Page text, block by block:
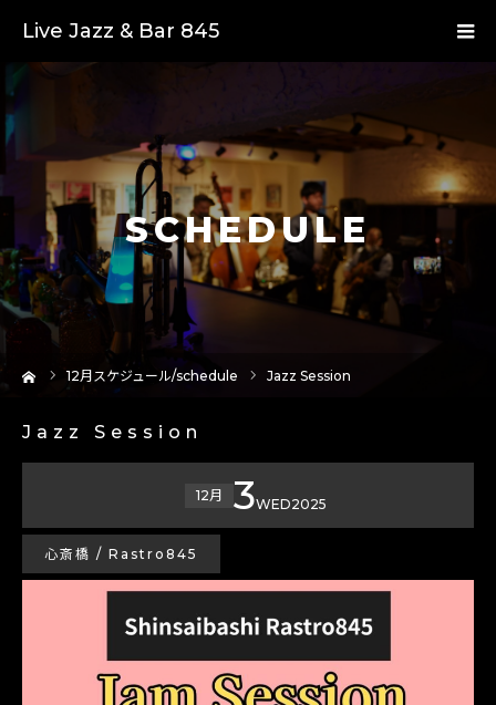
Live Jazz & Bar 845
SCHEDULE
12月スケジュール/schedule Jazz Session
Jazz Session
12月 3WED2025
心斎橋 / Rastro845